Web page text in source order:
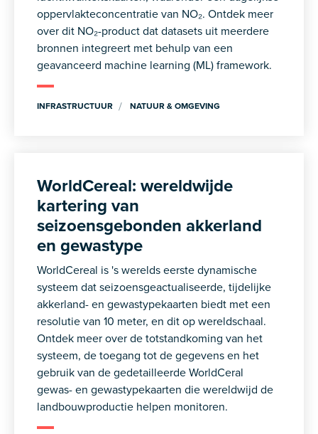
oppervlakteconcentratie van NO₂. Ontdek meer
over dit NO₂-product dat datasets uit meerdere
bronnen integreert met behulp van een
geavanceerd machine learning (ML) framework.
INFRASTRUCTUUR NATUUR & OMGEVING
WorldCereal: wereldwijde
kartering van
seizoensgebonden akkerland
en gewastype
WorldCereal is 's werelds eerste dynamische
systeem dat seizoensgeactualiseerde, tijdelijke
akkerland- en gewastypekaarten biedt met een
resolutie van 10 meter, en dit op wereldschaal.
Ontdek meer over de totstandkoming van het
systeem, de toegang tot de gegevens en het
gebruik van de gedetailleerde WorldCeral
gewas- en gewastypekaarten die wereldwijd de
landbouwproductie helpen monitoren.